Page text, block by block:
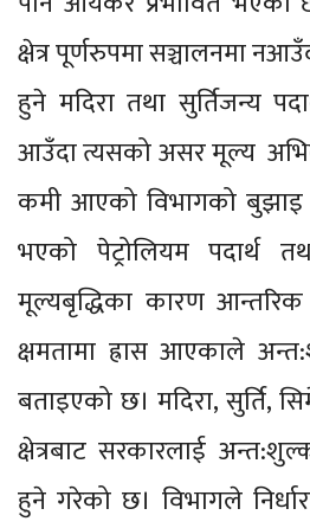
क्षेत्र पूर्णरुपमा सञ्चालनमा
हुने मदिरा तथा सुर्तिजन्य
आउँदा त्यसको असर मूल्य
कमी आएको विभागको बुझाइ
भएको पेट्रोलियम पदार्थ
मूल्यबृद्धिका कारण आन्तरिक
क्षमतामा ह्रास आएकाले
बताइएको छ। मदिरा, सुर्ति,
क्षेत्रबाट सरकारलाई
हुने गरेको छ। विभागले